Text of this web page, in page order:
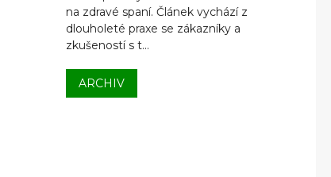
na zdravé spaní. Článek vychází z
dlouholeté praxe se zákazníky a
zkušeností s t...
ARCHIV